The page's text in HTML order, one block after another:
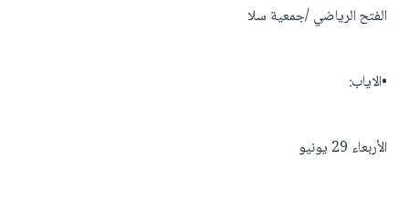
الفتح الرياضي /جمعية سلا
•الاياب:
الأربعاء 29 يونيو